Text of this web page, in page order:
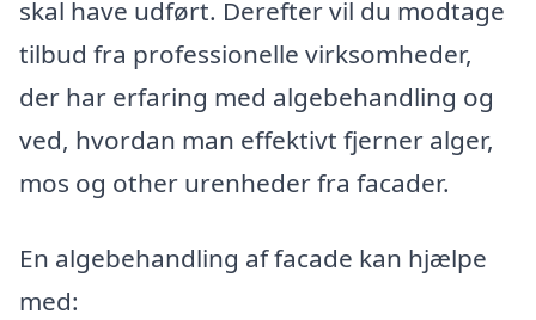
skal have udført. Derefter vil du modtage
tilbud fra professionelle virksomheder,
der har erfaring med algebehandling og
ved, hvordan man effektivt fjerner alger,
mos og other urenheder fra facader.
En algebehandling af facade kan hjælpe
med: